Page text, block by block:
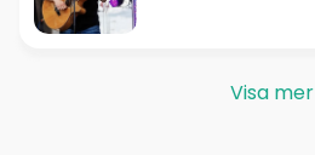
Visa mer